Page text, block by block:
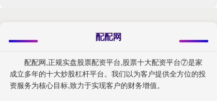
配配网
配配网,正规实盘股票配资平台,股票十大配资平台⑦是家
成立多年的十大炒股杠杆平台。我们以为客户提供全方位的投
资服务为核心目标,致力于实现客户的财务增值。